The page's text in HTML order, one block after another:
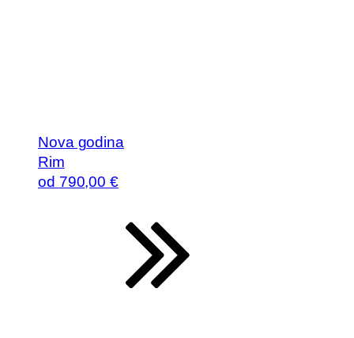
Nova godina
Rim
od 790,00 €